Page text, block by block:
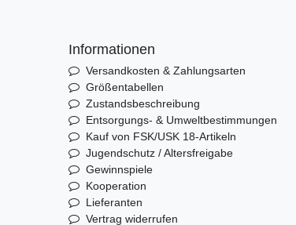
Informationen
Versandkosten & Zahlungsarten
Größentabellen
Zustandsbeschreibung
Entsorgungs- & Umweltbestimmungen
Kauf von FSK/USK 18-Artikeln
Jugendschutz / Altersfreigabe
Gewinnspiele
Kooperation
Lieferanten
Vertrag widerrufen